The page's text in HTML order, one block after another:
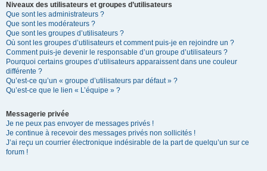
Niveaux des utilisateurs et groupes d’utilisateurs
Que sont les administrateurs ?
Que sont les modérateurs ?
Que sont les groupes d’utilisateurs ?
Où sont les groupes d’utilisateurs et comment puis-je en rejoindre un ?
Comment puis-je devenir le responsable d’un groupe d’utilisateurs ?
Pourquoi certains groupes d’utilisateurs apparaissent dans une couleur
différente ?
Qu’est-ce qu’un « groupe d’utilisateurs par défaut » ?
Qu’est-ce que le lien « L’équipe » ?
Messagerie privée
Je ne peux pas envoyer de messages privés !
Je continue à recevoir des messages privés non sollicités !
J’ai reçu un courrier électronique indésirable de la part de quelqu’un sur ce
forum !